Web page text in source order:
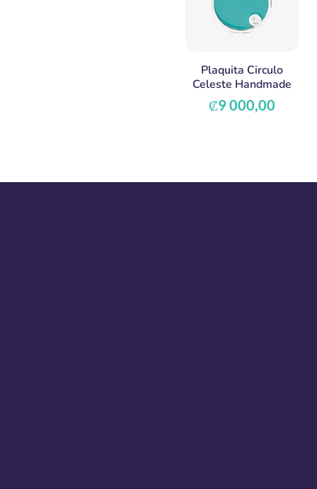
Plaquita Circulo
Celeste Handmade
Precio
₡9 000,00